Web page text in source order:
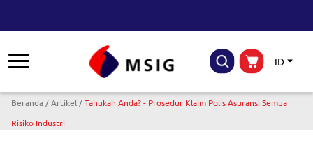
ID
Breadcrumb
Beranda Artikel
Tahukah Anda? - Prosedur Klaim Polis Asuransi Semua
Risiko Industri